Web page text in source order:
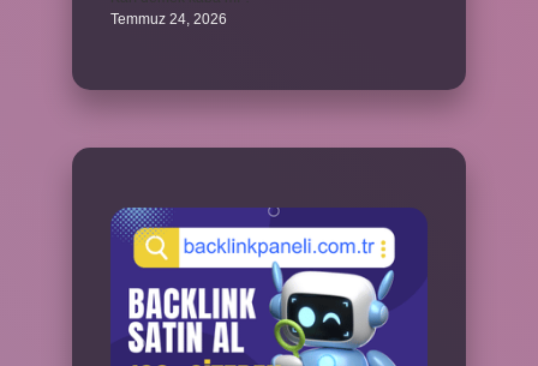
Temmuz 24, 2026